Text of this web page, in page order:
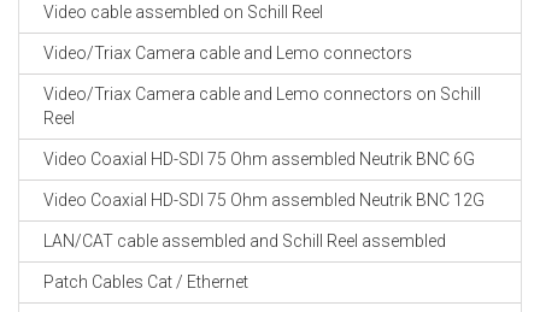
Video cable assembled on Schill Reel
Video/Triax Camera cable and Lemo connectors
Video/Triax Camera cable and Lemo connectors on Schill
Reel
Video Coaxial HD-SDI 75 Ohm assembled Neutrik BNC 6G
Video Coaxial HD-SDI 75 Ohm assembled Neutrik BNC 12G
LAN/CAT cable assembled and Schill Reel assembled
Patch Cables Cat / Ethernet